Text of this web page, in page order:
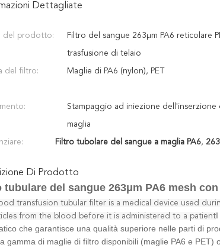
Dettagliate
del prodotto: Filtro del sangue 263μm PA6 reticolare
trasfusione di telaio
del filtro: Maglie di PA6 (nylon), PET
Stampaggio ad iniezione dell'inserzione
maglia
Filtro tubolare del sangue a maglia PA6,
Di Prodotto
tubulare del sangue 263μm PA6 mesh
transfusion tubular filter is a medical device used
from the blood before it is administered to a patient
che garantisce una qualità superiore nelle parti di
gamma di maglie di filtro disponibili (maglie PA6 e